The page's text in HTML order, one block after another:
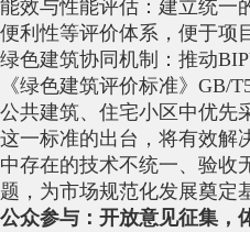
能效与性能评估：建立统一
便利性等评价体系，便于项
绿色建筑协同机制：推动
《绿色建筑评价标准》GB/
公共建筑、住宅小区中优先
这一标准的出台，将有效解
中存在的技术不统一、验收
题，为市场规范化发展奠定
公众参与：开放意见征集，